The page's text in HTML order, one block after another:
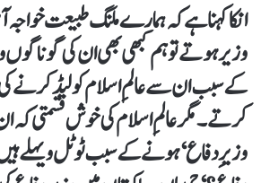
انکا کہنا ہے کہ ہمارے ملنگ طبیعت
وزیر ہوتے تو ہم کبھی بھی ان کی
کے سبب ان سے عالمِ اسلام کو لیڈ کرنے
کرتے۔ مگر عالمِ اسلام کی خوش قسمتی کہ
وزیرِ دفاع‘ ہونے کے سبب ٹوٹل ویہلے